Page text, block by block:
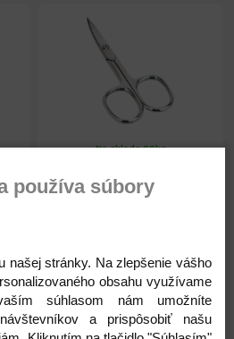
Na sklade 29ks
č.1050/3GH
5,85 € ( bez DPH )
7,20 € - +
používa súbory
našej stránky. Na zlepšenie vášho
obsahu využívame
súhlasom nám umožníte
a prispôsobiť našu